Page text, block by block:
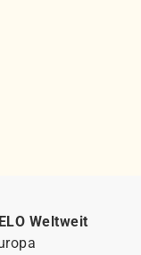
Weltweit